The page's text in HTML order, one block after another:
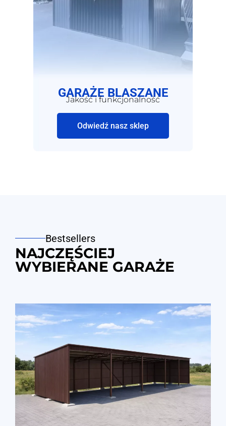
GARAŻE BLASZANE
Jakość i funkcjonalność
Odwiedź nasz sklep
Bestsellers
NAJCZĘŚCIEJ
WYBIERANE GARAŻE